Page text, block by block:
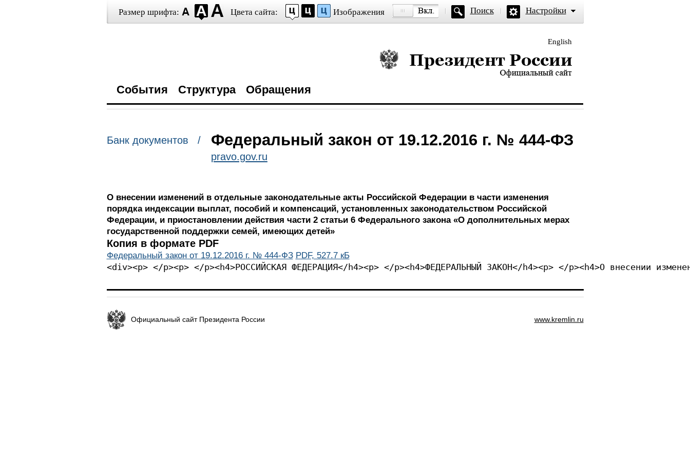
Размер шрифта: Цвета сайта: Изображения Поиск Настройки
English
Президент России — официальный сайт
События Структура Обращения
Банк документов / Федеральный закон от 19.12.2016 г. № 444-ФЗ
pravo.gov.ru
О внесении изменений в отдельные законодательные акты Российской Федерации в части изменения
порядка индексации выплат, пособий и компенсаций, установленных законодательством Российской
Федерации, и приостановлении действия части 2 статьи 6 Федерального закона «О дополнительных мерах
государственной поддержки семей, имеющих детей»
Копия в формате PDF
Федеральный закон от 19.12.2016 г. № 444-ФЗ PDF, 527.7 кБ
<div><p> </p><p> </p><h4>РОССИЙСКАЯ ФЕДЕРАЦИЯ</h4><p> </p><h4>ФЕДЕРАЛЬНЫЙ
Официальный сайт Президента России www.kremlin.ru